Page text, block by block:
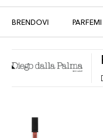
BRENDOVI PARFEMI